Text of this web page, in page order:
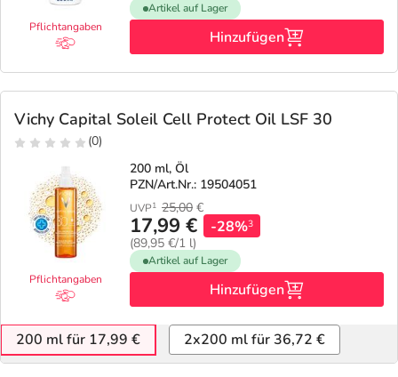
Pflichtangaben
Artikel auf Lager
Hinzufügen
Vichy Capital Soleil Cell Protect Oil LSF 30
(0)
Pflichtangaben
200 ml, Öl
PZN/Art.Nr.: 19504051
UVP1 25,00 €
17,99 €
(89,95 €/1 l)
-28%3
Artikel auf Lager
Hinzufügen
200 ml für 17,99 € 2x200 ml für 36,72 €